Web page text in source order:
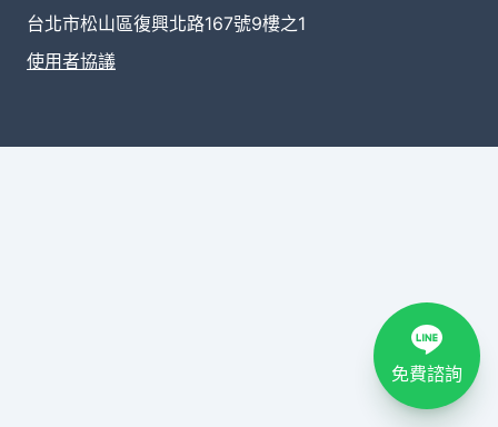
台北市松山區復興北路167號9樓之1
使用者協議
免費諮詢